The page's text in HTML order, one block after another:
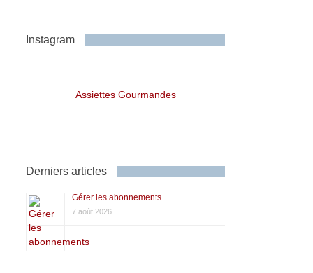
Instagram
Assiettes Gourmandes
Derniers articles
Gérer les abonnements
7 août 2026